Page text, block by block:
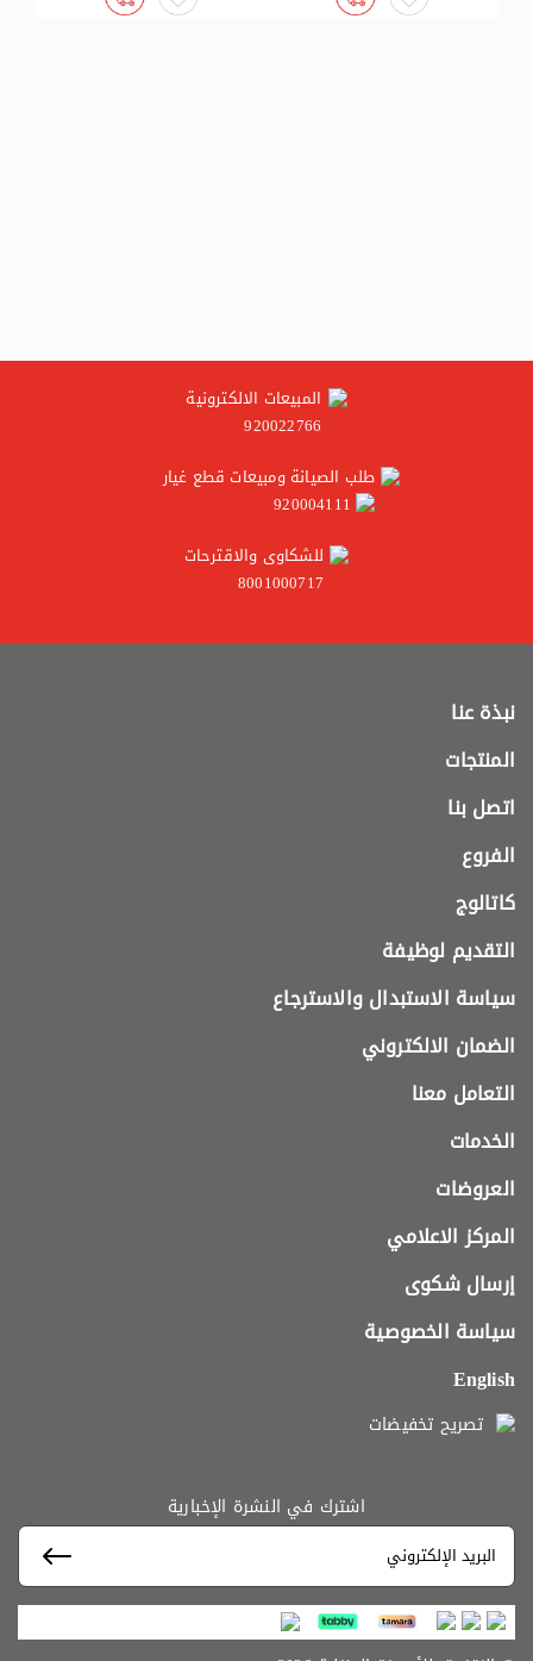
المبيعات الالكترونية
920022766
طلب الصيانة ومبيعات قطع غيار
920004111
للشكاوى والاقترحات
8001000717
نبذة عنا
المنتجات
اتصل بنا
الفروع
كاتالوج
التقديم لوظيفة
سياسة الاستبدال والاسترجاع
الضمان الالكتروني
التعامل معنا
الخدمات
العروضات
المركز الاعلامي
إرسال شكوى
سياسة الخصوصية
English
تصريح تخفيضات
اشترك في النشرة الإخبارية